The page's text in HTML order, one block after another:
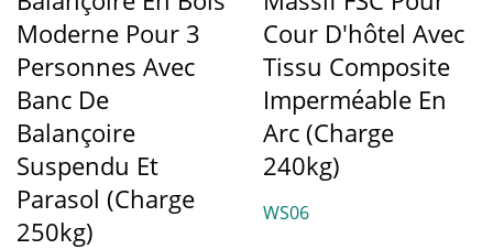
Moderne Pour 3
Personnes Avec
Banc De
Balançoire
Suspendu Et
Parasol (Charge
250kg)
Cour D'hôtel Avec
Tissu Composite
Imperméable En
Arc (Charge
240kg)
WS06